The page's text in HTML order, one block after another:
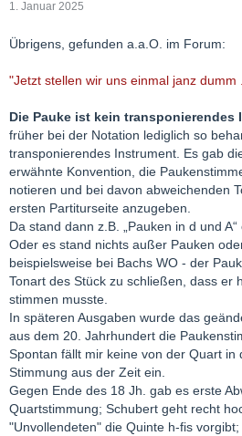
1. Januar 2025
Übrigens, gefunden a.a.O. im Forum:
"Jetzt stellen wir uns einmal janz dumm
Die Pauke ist kein transponierendes
früher bei der Notation lediglich so
transponierendes Instrument. Es gab
erwähnte Konvention, die
notieren und bei davon abweichenden
ersten Partiturseite anzugeben.
Da stand dann z.B. „Pauken in d und A“
Oder es stand nichts außer Pauken
beispielsweise bei Bachs WO - der
Tonart des Stück zu schließen, dass er
stimmen musste.
In späteren Ausgaben wurde das
aus dem 20. Jahrhundert die
Spontan fällt mir keine von der Quart in
Stimmung aus der Zeit ein.
Gegen Ende des 18 Jh. gab es erste
Quartstimmung; Schubert geht recht
"Unvollendeten" die Quinte h-fis